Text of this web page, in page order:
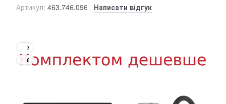
Артикул: 463.746.096 Написати відгук
7
6